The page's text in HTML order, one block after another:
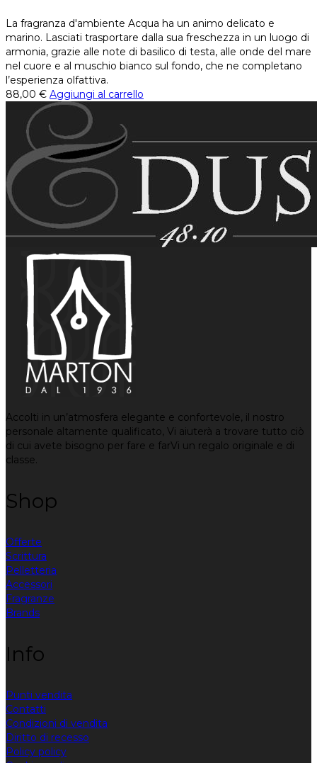
La fragranza d'ambiente Acqua ha un animo delicato e
marino. Lasciati trasportare dalla sua freschezza in un luogo di
armonia, grazie alle note di basilico di testa, alle onde del mare
nel cuore e al muschio bianco sul fondo, che ne completano
l’esperienza olfattiva.
88,00 € Aggiungi al carrello
Accolti in un’atmosfera elegante e confortevole, il nostro
personale altamente qualificato, Vi aiuterà a trovare tutto ciò
di cui avete bisogno per fare e farVi un regalo originale e di
classe.
Shop
Offerte
Scrittura
Pelletteria
Accessori
Fragranze
Brands
Info
Punti vendita
Contatti
Condizioni di vendita
Diritto di recesso
Policy policy